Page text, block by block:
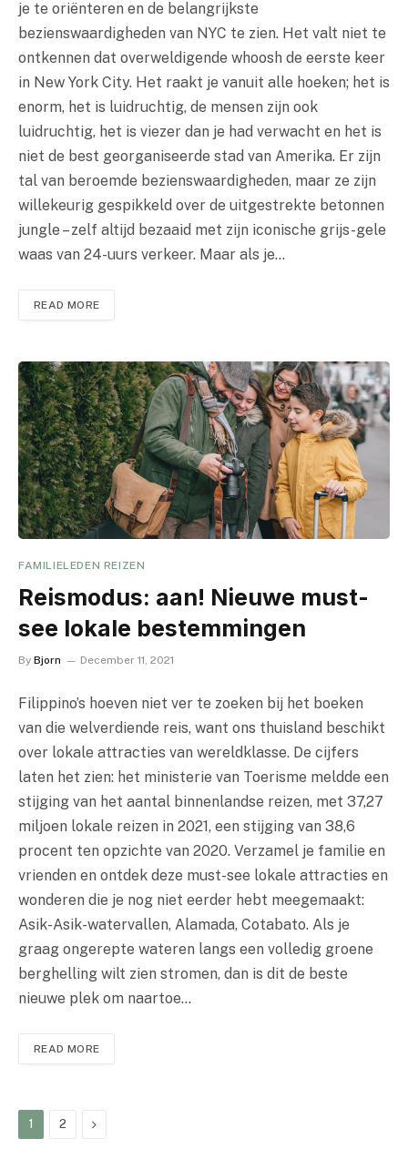
je te oriënteren en de belangrijkste
bezienswaardigheden van NYC te zien. Het valt niet te
ontkennen dat overweldigende whoosh de eerste keer
in New York City. Het raakt je vanuit alle hoeken; het is
enorm, het is luidruchtig, de mensen zijn ook
luidruchtig, het is viezer dan je had verwacht en het is
niet de best georganiseerde stad van Amerika. Er zijn
tal van beroemde bezienswaardigheden, maar ze zijn
willekeurig gespikkeld over de uitgestrekte betonnen
jungle – zelf altijd bezaaid met zijn iconische grijs-gele
waas van 24-uurs verkeer. Maar als je…
READ MORE
FAMILIELEDEN REIZEN
Reismodus: aan! Nieuwe must-
see lokale bestemmingen
By Bjorn December 11, 2021
Filippino’s hoeven niet ver te zoeken bij het boeken
van die welverdiende reis, want ons thuisland beschikt
over lokale attracties van wereldklasse. De cijfers
laten het zien: het ministerie van Toerisme meldde een
stijging van het aantal binnenlandse reizen, met 37,27
miljoen lokale reizen in 2021, een stijging van 38,6
procent ten opzichte van 2020. Verzamel je familie en
vrienden en ontdek deze must-see lokale attracties en
wonderen die je nog niet eerder hebt meegemaakt:
Asik-Asik-watervallen, Alamada, Cotabato. Als je
graag ongerepte wateren langs een volledig groene
berghelling wilt zien stromen, dan is dit de beste
nieuwe plek om naartoe…
READ MORE
1 2 Next